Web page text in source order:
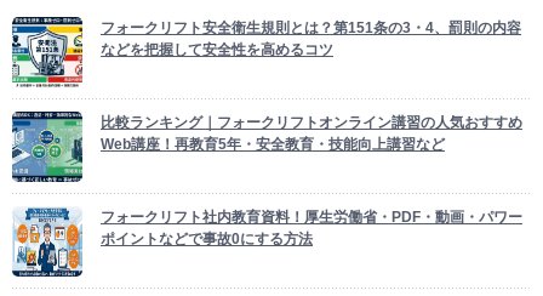
フォークリフト安全衛生規則とは？第151条の3・4、罰則の内容
などを把握して安全性を高めるコツ
比較ランキング｜フォークリフトオンライン講習の人気おすすめ
Web講座！再教育5年・安全教育・技能向上講習など
フォークリフト社内教育資料！厚生労働省・PDF・動画・パワー
ポイントなどで事故0にする方法